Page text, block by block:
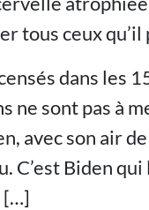
tous ceux qu’il
dans les
ne sont pas à
avec son air
C’est Biden
[…]